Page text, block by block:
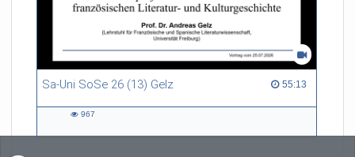
Sa-Uni SoSe 26 (13) Gelz 55:13
55:13 duration
967